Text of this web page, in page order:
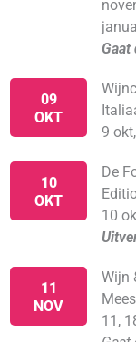
Gaat
09
OKT
9
10
OKT
De
10
11
NOV
Wijn
11,